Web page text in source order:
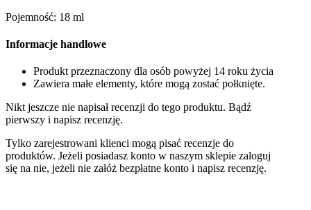
Pojemność: 18 ml
Informacje handlowe
Produkt przeznaczony dla osób powyżej 14 roku życia
Zawiera małe elementy, które mogą zostać połknięte.
Nikt jeszcze nie napisał recenzji do tego produktu. Bądź
pierwszy i napisz recenzję.
Tylko zarejestrowani klienci mogą pisać recenzje do
produktów. Jeżeli posiadasz konto w naszym sklepie zaloguj
się na nie, jeżeli nie załóż bezpłatne konto i napisz recenzję.